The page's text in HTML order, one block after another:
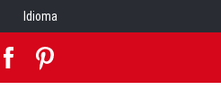
Idioma